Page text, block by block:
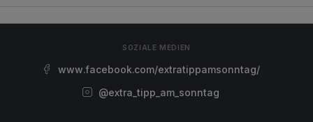
SOZIALE MEDIEN
www.facebook.com/extratippamsonntag/
@extra_tipp_am_sonntag